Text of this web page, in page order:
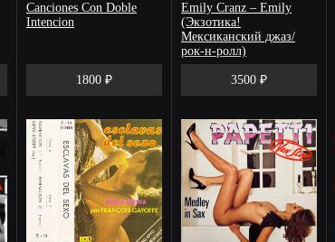
Canciones Con Doble
Intencion
1800 ₽
Emily Cranz – Emily
(Экзотика!
Мексиканский джаз/
рок-н-ролл)
3500 ₽